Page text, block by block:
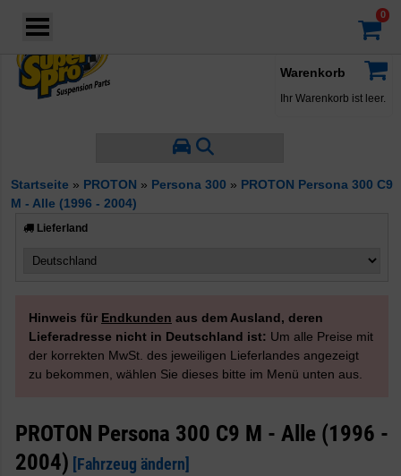
Warenkorb
Ihr Warenkorb ist leer.
Startseite » PROTON » Persona 300 » PROTON Persona 300 C9
M - Alle (1996 - 2004)
Lieferland
Hinweis für Endkunden aus dem Ausland, deren
Lieferadresse nicht in Deutschland ist: Um alle Preise mit
der korrekten MwSt. des jeweiligen Lieferlandes angezeigt
zu bekommen, wählen Sie dieses bitte im Menü unten aus.
PROTON Persona 300 C9 M - Alle (1996 -
2004)
[Fahrzeug ändern]